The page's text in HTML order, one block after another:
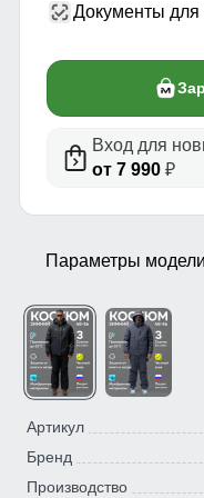
Документы для
Вход для
от 7 990₽
Параметры
Артикул
Бренд
Производство